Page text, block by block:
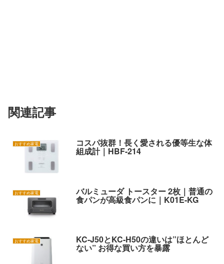
関連記事
おすすめ家電 コスパ抜群！長く愛される優等生な体
組成計｜HBF-214
おすすめ家電 バルミューダ トースター 2枚｜普通の
食パンが高級食パンに｜K01E-KG
おすすめ家電 KC-J50とKC-H50の違いは”ほとんど
ない” お得な買い方を暴露